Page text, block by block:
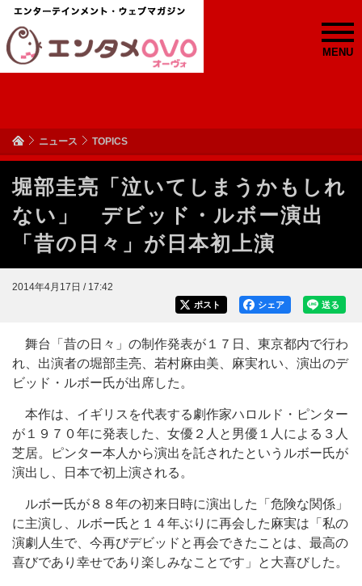
MENU
ニュース TOPICS
堀部圭亮「泣いてしまうかもしれ
ない」 デビッド・ルボー演出
「昔の日々」が日本初上演
2014年4月17日 / 17:42
送る
シェア
ポスト
舞台「昔の日々」の制作発表が１７日、東京都内で行わ
れ、出演者の堀部圭亮、若村麻由美、麻実れい、演出のデ
ビッド・ルボー氏が出席した。
本作は、イギリスを代表する劇作家ハロルド・ピンター
が１９７０年に発表した、女優２人と男優１人による３人
芝居。ピンター本人から演出を託されたというルボー氏が
演出し、日本で初上演される。
ルボー氏が８８年の初来日時に演出した「危険な関係」
に主演し、ルボー氏と１４年ぶりに再会した麻実は「私の
演劇人生で、今再びデビッドと再会できたことは、最高の
喜びであり幸せであり楽しみなことです」と大喜びした。